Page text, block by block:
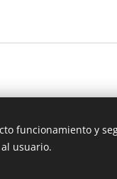
funcionamiento y
usuario.